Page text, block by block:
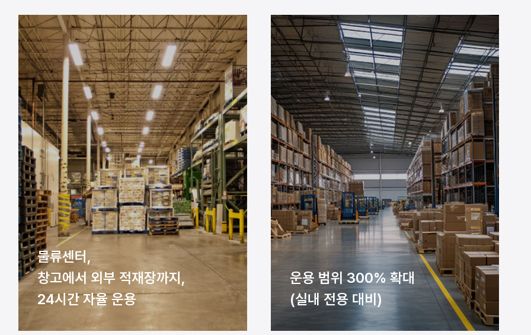
물류센터,
창고에서 외부 적재장까지,
24시간 자율 운용
운용 범위 300% 확대
(실내 전용 대비)